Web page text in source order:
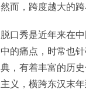
然而，跨度越大的
脱口秀是近年来在
中的痛点，时常也
典，有着丰富的历
主义，横跨东汉末